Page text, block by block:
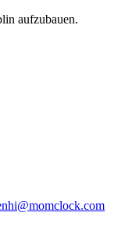
aufzubauen.
hi@momclock.com